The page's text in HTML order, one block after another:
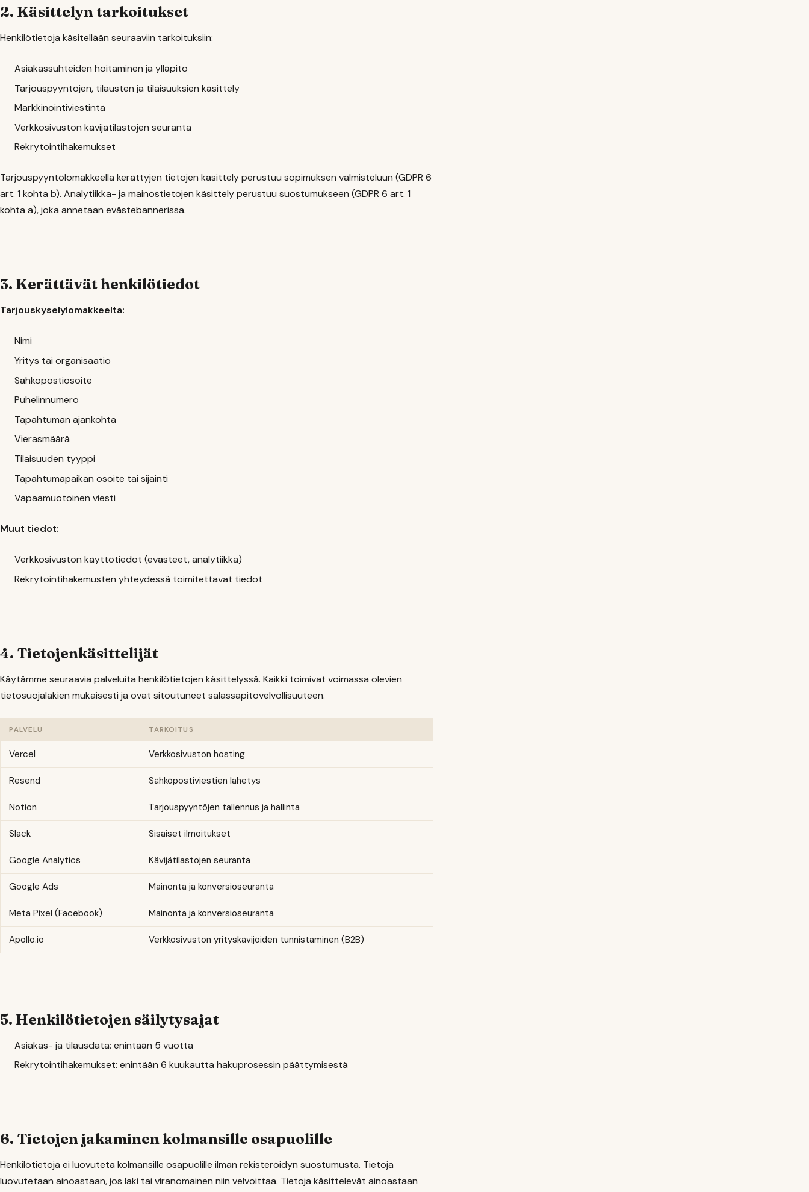
2. Käsittelyn tarkoitukset
Henkilötietoja käsitellään seuraaviin tarkoituksiin:
Asiakassuhteiden hoitaminen ja ylläpito
Tarjouspyyntöjen, tilausten ja tilaisuuksien käsittely
Markkinointiviestintä
Verkkosivuston kävijätilastojen seuranta
Rekrytointihakemukset
Tarjouspyyntölomakkeella kerättyjen tietojen käsittely perustuu sopimuksen valmisteluun (GDPR 6
art. 1 kohta b). Analytiikka- ja mainostietojen käsittely perustuu suostumukseen (GDPR 6 art. 1
kohta a), joka annetaan evästebannerissa.
3. Kerättävät henkilötiedot
Tarjouskyselylomakkeelta:
Nimi
Yritys tai organisaatio
Sähköpostiosoite
Puhelinnumero
Tapahtuman ajankohta
Vierasmäärä
Tilaisuuden tyyppi
Tapahtumapaikan osoite tai sijainti
Vapaamuotoinen viesti
Muut tiedot:
Verkkosivuston käyttötiedot (evästeet, analytiikka)
Rekrytointihakemusten yhteydessä toimitettavat tiedot
4. Tietojenkäsittelijät
Käytämme seuraavia palveluita henkilötietojen käsittelyssä. Kaikki toimivat voimassa olevien
tietosuojalakien mukaisesti ja ovat sitoutuneet salassapitovelvollisuuteen.
PALVELU TARKOITUS
Vercel Verkkosivuston hosting
Resend Sähköpostiviestien lähetys
Notion Tarjouspyyntöjen tallennus ja hallinta
Slack Sisäiset ilmoitukset
Google Analytics Kävijätilastojen seuranta
Google Ads Mainonta ja konversioseuranta
Meta Pixel (Facebook) Mainonta ja konversioseuranta
Apollo.io Verkkosivuston yrityskävijöiden tunnistaminen (B2B)
5. Henkilötietojen säilytysajat
Asiakas- ja tilausdata: enintään 5 vuotta
Rekrytointihakemukset: enintään 6 kuukautta hakuprosessin päättymisestä
6. Tietojen jakaminen kolmansille osapuolille
Henkilötietoja ei luovuteta kolmansille osapuolille ilman rekisteröidyn suostumusta. Tietoja
luovutetaan ainoastaan, jos laki tai viranomainen niin velvoittaa. Tietoja käsittelevät ainoastaan